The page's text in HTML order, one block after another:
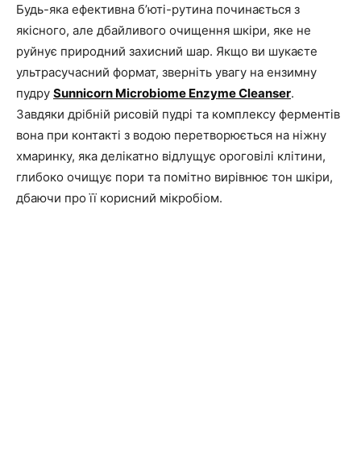
Будь-яка ефективна б’юті-рутина починається з
якісного, але дбайливого очищення шкіри, яке не
руйнує природний захисний шар. Якщо ви шукаєте
ультрасучасний формат, зверніть увагу на ензимну
пудру Sunnicorn Microbiome Enzyme Cleanser.
Завдяки дрібній рисовій пудрі та комплексу ферментів
вона при контакті з водою перетворюється на ніжну
хмаринку, яка делікатно відлущує ороговілі клітини,
глибоко очищує пори та помітно вирівнює тон шкіри,
дбаючи про її корисний мікробіом.